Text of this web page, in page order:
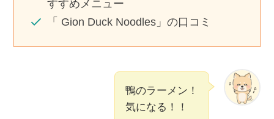
すすめメニュー
「 Gion Duck Noodles」の口コミ
鴨のラーメン！
気になる！！